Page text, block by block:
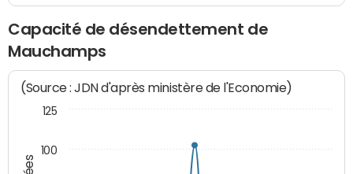
Capacité de désendettement de
Mauchamps
(Source : JDN d'après ministère de l'Economie)
100
125